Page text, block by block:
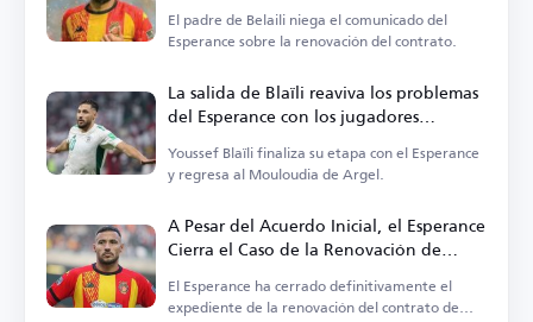
El padre de Belaili niega el comunicado del
Esperance sobre la renovación del contrato.
La salida de Blaïli reaviva los problemas
del Esperance con los jugadores
argelinos
Youssef Blaïli finaliza su etapa con el Esperance
y regresa al Mouloudia de Argel.
A Pesar del Acuerdo Inicial, el Esperance
Cierra el Caso de la Renovación de
Youcef Belaïli
El Esperance ha cerrado definitivamente el
expediente de la renovación del contrato de